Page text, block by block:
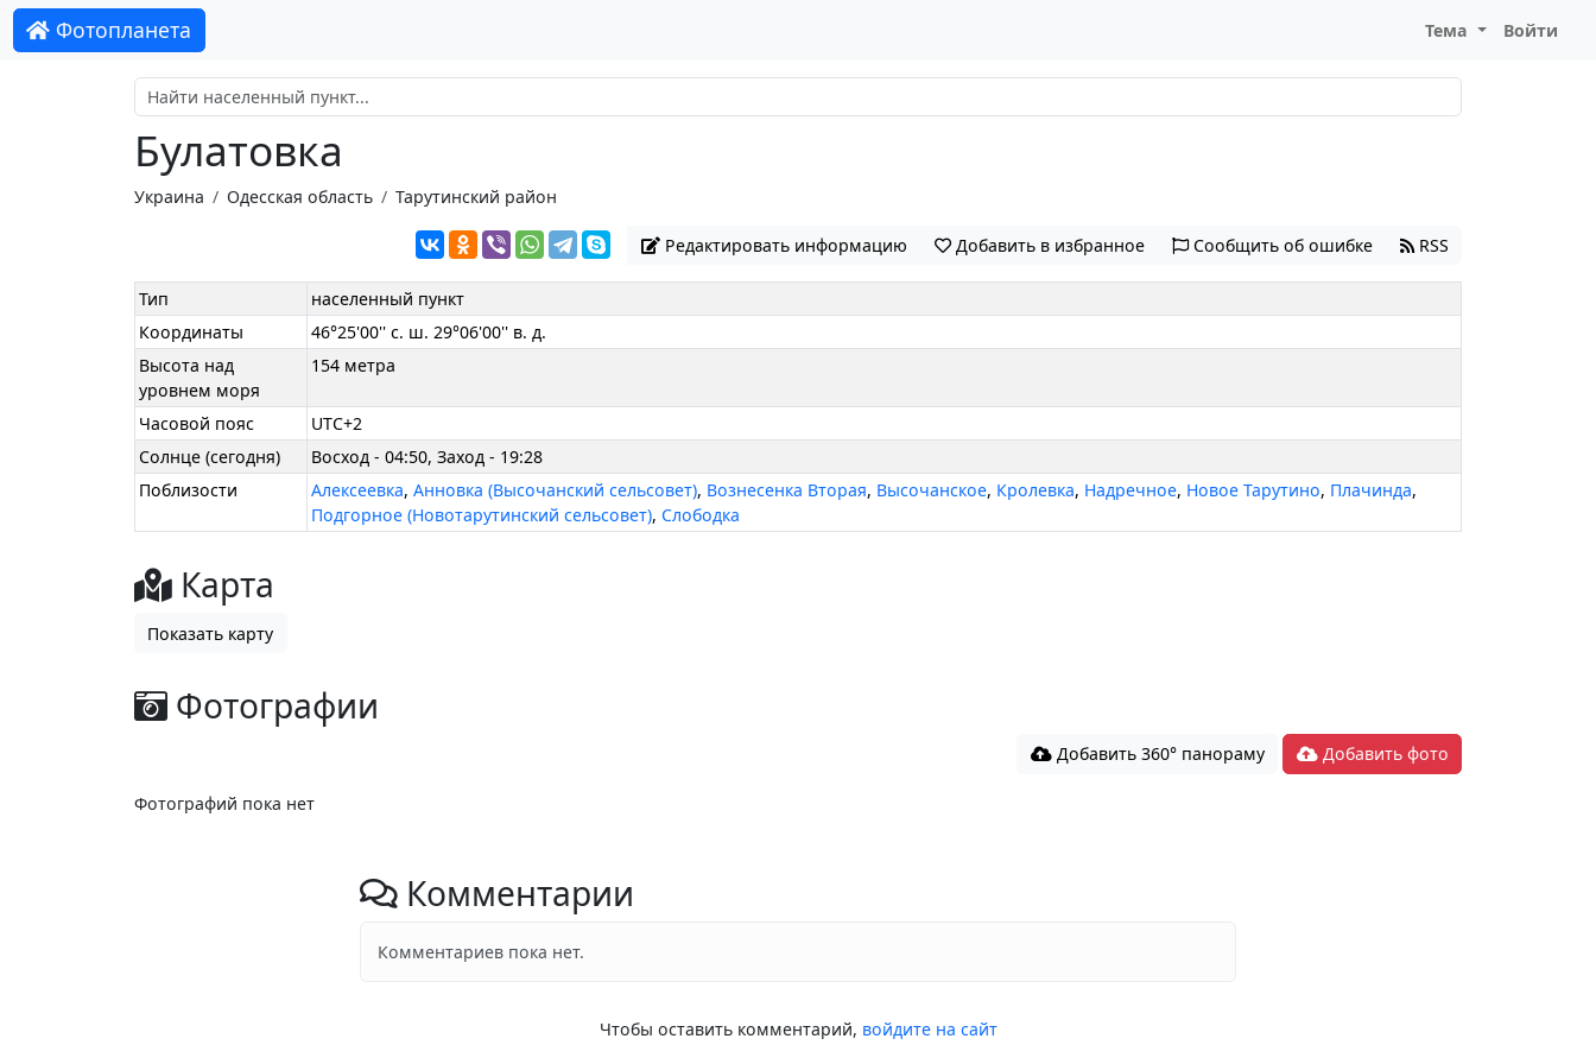
Фотопланета Тема Войти
Булатовка
Украина Одесская область Тарутинский район
Редактировать информацию Добавить в избранное Сообщить об ошибке RSS
Тип
населенный пункт
Координаты
46°25'00'' с. ш. 29°06'00'' в. д.
Высота над
уровнем моря
154 метра
Часовой пояс
UTC+2
Солнце (сегодня)
Восход - 04:50, Заход - 19:28
Поблизости
Алексеевка,Анновка (Высочанский сельсовет), Вознесенка Вторая, Высочанское, Кролевка, Надречное, Новое Тарутино, Плачинда,
Подгорное (Новотарутинский сельсовет), Слободка
Карта
Показать карту
Фотографии
Добавить 360° панораму Добавить фото
Фотографий пока нет
Комментарии
Комментариев пока нет.
Чтобы оставить комментарий, войдите на сайт